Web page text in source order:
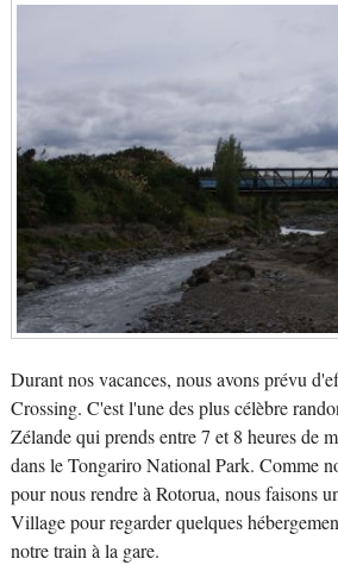
Durant nos vacances, nous avons prévu
Crossing. C'est l'une des plus célèbre
Zélande qui prends entre 7 et 8 heures de
dans le Tongariro National Park. Comme
pour nous rendre à Rotorua, nous faisons
Village pour regarder quelques
notre train à la gare.